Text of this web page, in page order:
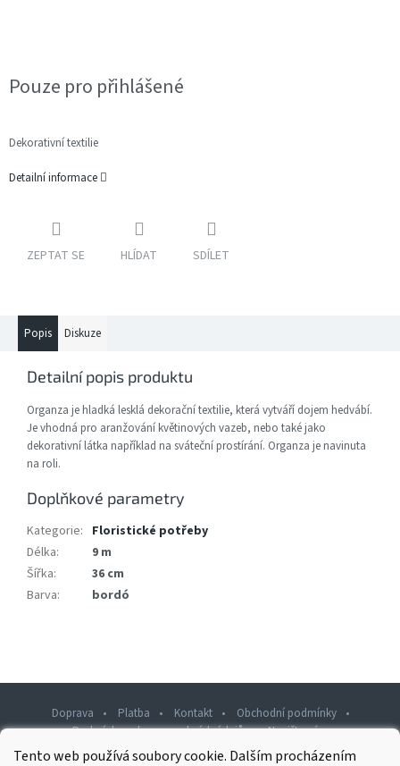
Tento web používá soubory cookie. Dalším procházením
Pouze pro přihlášené
Dekorativní textilie
Detailní informace
ZEPTAT SE HLÍDAT SDÍLET
Popis Diskuze
Detailní popis produktu
Organza je hladká lesklá dekorační textilie, která vytváří dojem hedvábí.
Je vhodná pro aranžování květinových vazeb, nebo také jako
dekorativní látka například na sváteční prostírání. Organza je navinuta
na roli.
Doplňkové parametry
Kategorie: Floristické potřeby
Délka:
9 m
Šířka:
36 cm
Barva: bordó
Doprava Platba Kontakt
Obchodní podmínky
Podmínky ochrany osobních údajů
Napište nám